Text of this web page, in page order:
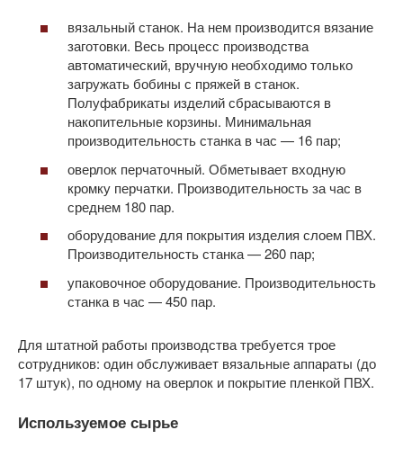
вязальный станок. На нем производится вязание
заготовки. Весь процесс производства
автоматический, вручную необходимо только
загружать бобины с пряжей в станок.
Полуфабрикаты изделий сбрасываются в
накопительные корзины. Минимальная
производительность станка в час — 16 пар;
оверлок перчаточный. Обметывает входную
кромку перчатки. Производительность за час в
среднем 180 пар.
оборудование для покрытия изделия слоем ПВХ.
Производительность станка — 260 пар;
упаковочное оборудование. Производительность
станка в час — 450 пар.
Для штатной работы производства требуется трое
сотрудников: один обслуживает вязальные аппараты (до
17 штук), по одному на оверлок и покрытие пленкой ПВХ.
Используемое сырье